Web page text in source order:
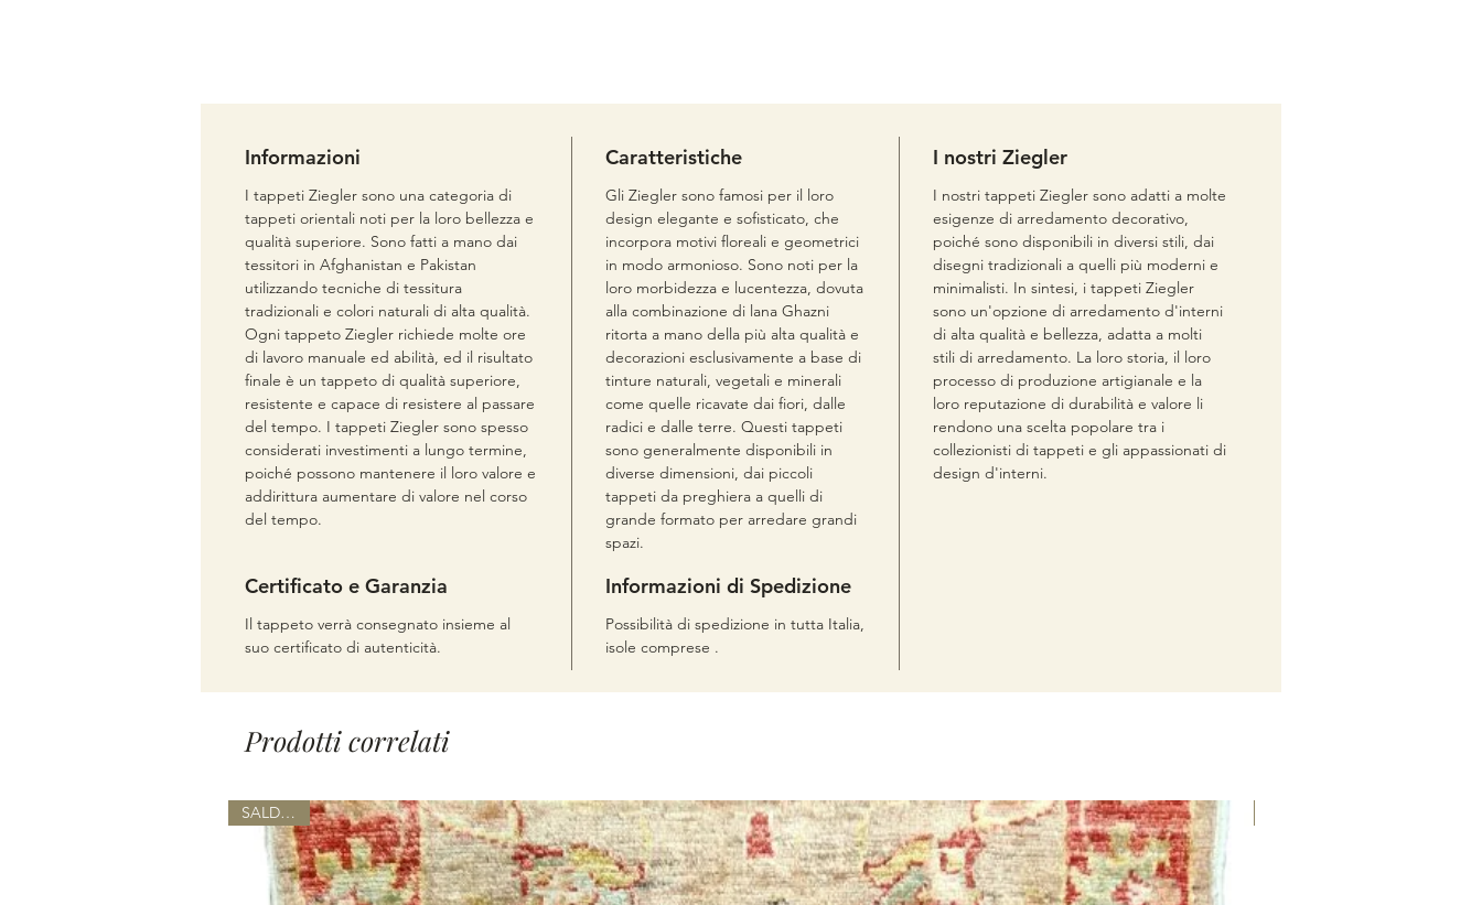
Informazioni
I tappeti Ziegler sono una categoria di
tappeti orientali noti per la loro bellezza e
qualità superiore. Sono fatti a mano dai
tessitori in Afghanistan e Pakistan
utilizzando tecniche di tessitura
tradizionali e colori naturali di alta qualità.
Ogni tappeto Ziegler richiede molte ore
di lavoro manuale ed abilità, ed il risultato
finale è un tappeto di qualità superiore,
resistente e capace di resistere al passare
del tempo. I tappeti Ziegler sono spesso
considerati investimenti a lungo termine,
poiché possono mantenere il loro valore e
addirittura aumentare di valore nel corso
del tempo.
Caratteristiche
Gli Ziegler sono famosi per il loro
design elegante e sofisticato, che
incorpora motivi floreali e geometrici
in modo armonioso. Sono noti per la
loro morbidezza e lucentezza, dovuta
alla combinazione di lana Ghazni
ritorta a mano della più alta qualità e
decorazioni esclusivamente a base di
tinture naturali, vegetali e minerali
come quelle ricavate dai fiori, dalle
radici e dalle terre. Questi tappeti
sono generalmente disponibili in
diverse dimensioni, dai piccoli
tappeti da preghiera a quelli di
grande formato per arredare grandi
spazi.
I nostri Ziegler
I nostri tappeti Ziegler sono adatti a molte
esigenze di arredamento decorativo,
poiché sono disponibili in diversi stili, dai
disegni tradizionali a quelli più moderni e
minimalisti. In sintesi, i tappeti Ziegler
sono un'opzione di arredamento d'interni
di alta qualità e bellezza, adatta a molti
stili di arredamento. La loro storia, il loro
processo di produzione artigianale e la
loro reputazione di durabilità e valore li
rendono una scelta popolare tra i
collezionisti di tappeti e gli appassionati di
design d'interni.
Certificato e Garanzia
Il tappeto verrà consegnato insieme al
suo certificato di autenticità.
Informazioni di Spedizione
Possibilità di spedizione in tutta Italia,
isole comprese .
Prodotti correlati
SALDI 50%